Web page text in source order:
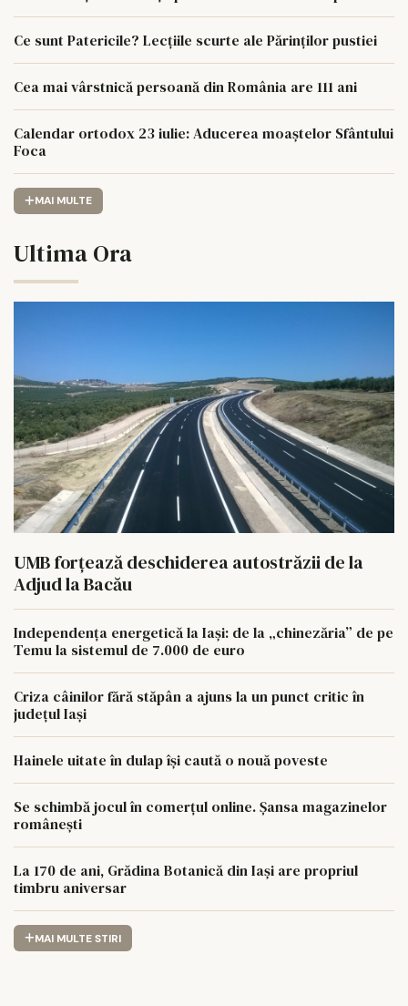
Ce sunt Patericile? Lecțiile scurte ale Părinților pustiei
Cea mai vârstnică persoană din România are 111 ani
Calendar ortodox 23 iulie: Aducerea moaștelor Sfântului
Foca
MAI MULTE
Ultima Ora
UMB forțează deschiderea autostrăzii de la
Adjud la Bacău
Independența energetică la Iași: de la „chinezăria” de pe
Temu la sistemul de 7.000 de euro
Criza câinilor fără stăpân a ajuns la un punct critic în
județul Iași
Hainele uitate în dulap îşi caută o nouă poveste
Se schimbă jocul în comerțul online. Șansa magazinelor
românești
La 170 de ani, Grădina Botanică din Iași are propriul
timbru aniversar
MAI MULTE STIRI